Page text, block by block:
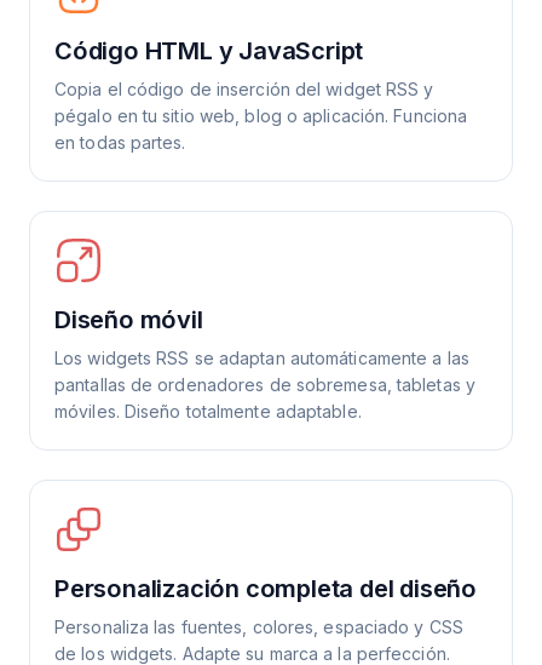
Código HTML y JavaScript
Copia el código de inserción del widget RSS y
pégalo en tu sitio web, blog o aplicación. Funciona
en todas partes.
Diseño móvil
Los widgets RSS se adaptan automáticamente a las
pantallas de ordenadores de sobremesa, tabletas y
móviles. Diseño totalmente adaptable.
Personalización completa del diseño
Personaliza las fuentes, colores, espaciado y CSS
de los widgets. Adapte su marca a la perfección.